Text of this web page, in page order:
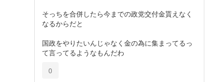
そっちを合併したら今までの政党交付金貰えなく
なるからだと
国政をやりたいんじゃなく金の為に集まってるっ
て言ってるようなもんだわ
0